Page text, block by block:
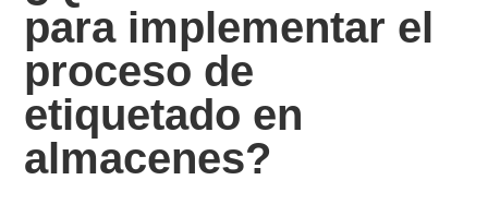
para implementar el
proceso de
etiquetado en
almacenes?